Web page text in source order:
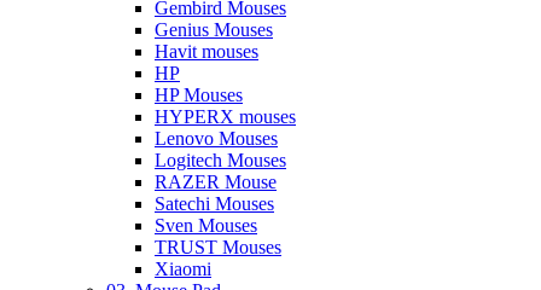
Gembird Mouses
Genius Mouses
Havit mouses
HP
HP Mouses
HYPERX mouses
Lenovo Mouses
Logitech Mouses
RAZER Mouse
Satechi Mouses
Sven Mouses
TRUST Mouses
Xiaomi